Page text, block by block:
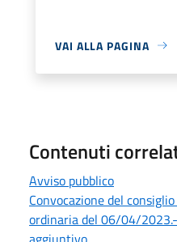
VAI ALLA PAGINA
Contenuti
Avviso pubblico
Convocazione del
ordinaria del 06/04/